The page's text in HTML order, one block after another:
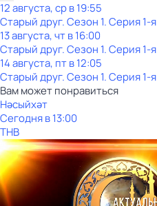
12 августа, ср в 19:55
Старый друг. Сезон 1. Серия 1-я
13 августа, чт в 16:00
Старый друг. Сезон 1. Серия 1-я
14 августа, пт в 12:05
Старый друг. Сезон 1. Серия 1-я
Вам может понравиться
Нәсыйхәт
Сегодня в 13:00
ТНВ